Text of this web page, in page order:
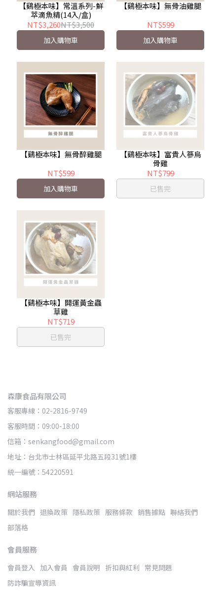
【鷄極本味】常溫系列-鮮
萃滴魚精(14入/盒)
NT$3,260NT$3,500
加入購物車
【鷄極本味】無骨油雞腿
NT$599
加入購物車
【鷄極本味】無骨醉雞腿
NT$599
加入購物車
【鷄極本味】富貴人篸烏
骨雞
NT$799
已售完
【鷄極本味】開運黃金蟲
草雞
NT$719
已售完
森康食品有限公司
客服專線：02-2816-9749
客服時間：09:00-18:00
信箱：senkangfood@gmail.com
地址：台北市士林區延平北路五段31號1樓
統一編號：54220591
網站服務
關於我們 退換政策 隱私政策 服務條款 銷售據點 聯絡我們
部落格
會員服務
會員登入 加入會員 會員說明 折扣與紅利 常見問題
防詐騙宣導資訊